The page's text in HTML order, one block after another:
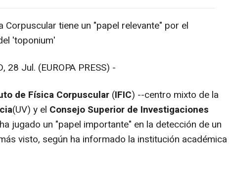
Corpuscular tiene un "papel relevante" por el
'toponium'
28 Jul. (EUROPA PRESS) -
de Física Corpuscular (IFIC) --centro mixto de la
(UV) y el Consejo Superior de Investigaciones
jugado un "papel importante" en la detección de un
visto, según ha informado la institución académica